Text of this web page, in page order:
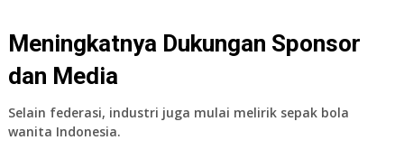
Meningkatnya Dukungan Sponsor
dan Media
Selain federasi, industri juga mulai melirik sepak bola
wanita Indonesia.